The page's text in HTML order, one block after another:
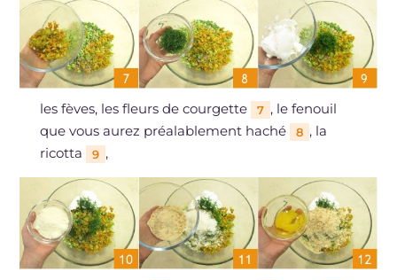
les fèves, les fleurs de courgette 7 , le fenouil
que vous aurez préalablement haché
8 , la
ricotta
9 ,